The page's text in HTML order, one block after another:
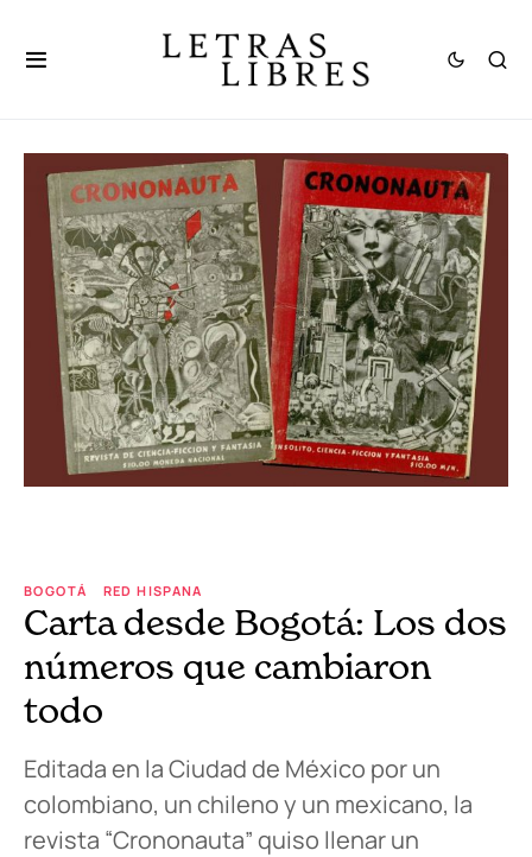
BOGOTÁ RED HISPANA
Carta desde Bogotá: Los dos
números que cambiaron
todo
Editada en la Ciudad de México por un
colombiano, un chileno y un mexicano, la
revista “Crononauta” quiso llenar un